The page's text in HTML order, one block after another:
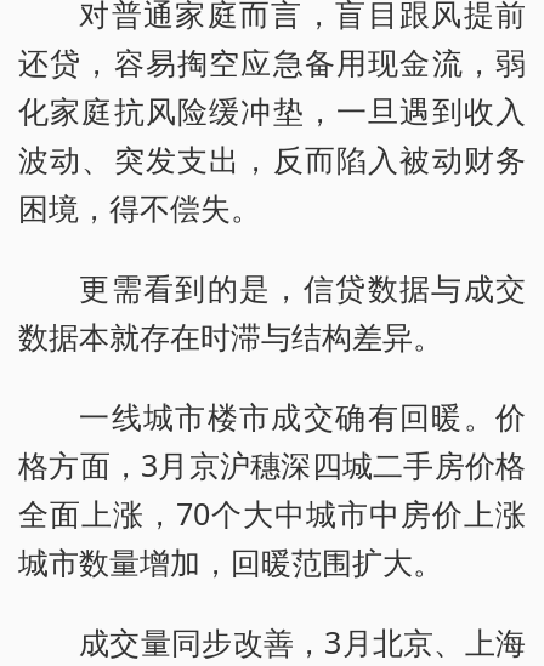
对普通家庭而言，盲目跟风提前
还贷，容易掏空应急备用现金流，弱
化家庭抗风险缓冲垫，一旦遇到收入
波动、突发支出，反而陷入被动财务
困境，得不偿失。
更需看到的是，信贷数据与成交
数据本就存在时滞与结构差异。
一线城市楼市成交确有回暖。价
格方面，3月京沪穗深四城二手房价格
全面上涨，70个大中城市中房价上涨
城市数量增加，回暖范围扩大。
成交量同步改善，3月北京、上海